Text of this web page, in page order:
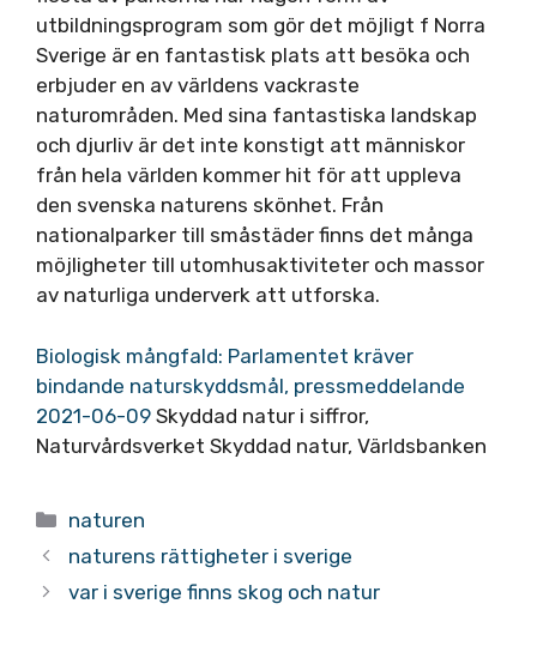
utbildningsprogram som gör det möjligt f Norra
Sverige är en fantastisk plats att besöka och
erbjuder en av världens vackraste
naturområden. Med sina fantastiska landskap
och djurliv är det inte konstigt att människor
från hela världen kommer hit för att uppleva
den svenska naturens skönhet. Från
nationalparker till småstäder finns det många
möjligheter till utomhusaktiviteter och massor
av naturliga underverk att utforska.
Biologisk mångfald: Parlamentet kräver
bindande naturskyddsmål, pressmeddelande
2021-06-09 Skyddad natur i siffror,
Naturvårdsverket Skyddad natur, Världsbanken
Categories
naturen
naturens rättigheter i sverige
var i sverige finns skog och natur